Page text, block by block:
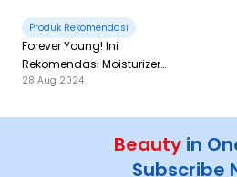
Produk Rekomendasi
Forever Young! Ini
Rekomendasi Moisturizer
dengan Retinol untuk Basmi
28 Aug 2024
Beauty in
Subscribe